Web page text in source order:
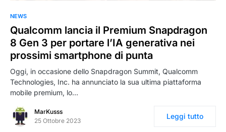
NEWS
Qualcomm lancia il Premium Snapdragon
8 Gen 3 per portare l’IA generativa nei
prossimi smartphone di punta
Oggi, in occasione dello Snapdragon Summit, Qualcomm
Technologies, Inc. ha annunciato la sua ultima piattaforma
mobile premium, lo…
MarKusss
25 Ottobre 2023
Leggi tutto